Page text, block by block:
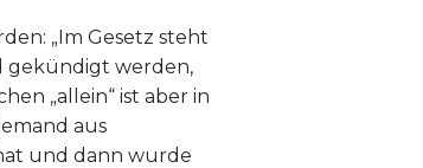
„Im Gesetz steht
gekündigt werden,
„allein“ ist aber in
aus
und dann wurde